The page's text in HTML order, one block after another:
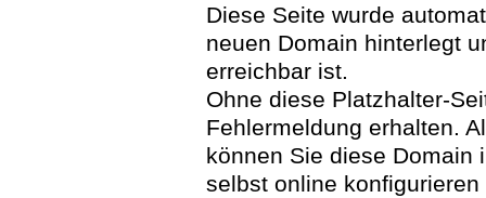
Diese Seite wurde
neuen Domain hinterlegt
erreichbar ist.
Ohne diese Platzhalter-
Fehlermeldung erhalten.
können Sie diese Domain
selbst online